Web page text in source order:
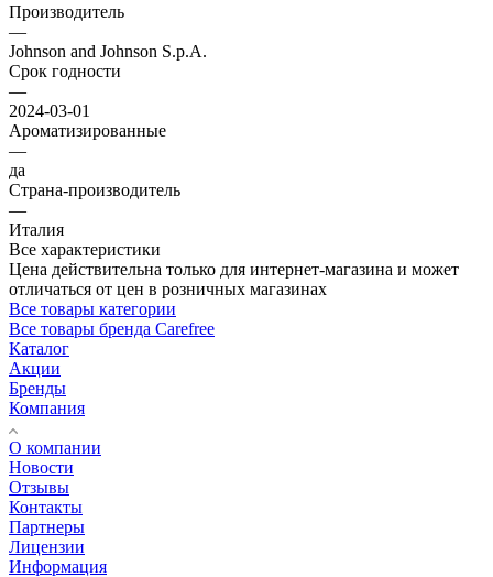
Производитель
—
Johnson and Johnson S.p.A.
Срок годности
—
2024-03-01
Ароматизированные
—
да
Страна-производитель
—
Италия
Все характеристики
Цена действительна только для интернет-магазина и может
отличаться от цен в розничных магазинах
Все товары категории
Все товары бренда Carefree
Каталог
Акции
Бренды
Компания
О компании
Новости
Отзывы
Контакты
Партнеры
Лицензии
Информация